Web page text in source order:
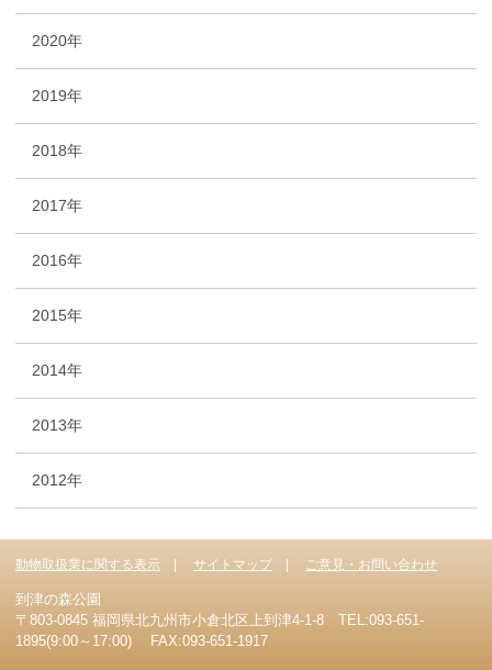
2020年
2019年
2018年
2017年
2016年
2015年
2014年
2013年
2012年
動物取扱業に関する表示 サイトマップ ご意見・お問い合わせ
到津の森公園
〒803-0845 福岡県北九州市小倉北区上到津4-1-8 TEL:093-651-
1895(9:00～17:00) FAX:093-651-1917